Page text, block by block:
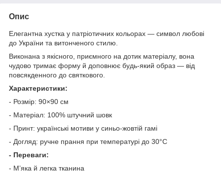
Опис
Елегантна хустка у патріотичних кольорах — символ любові
до України та витонченого стилю.
Виконана з якісного, приємного на дотик матеріалу, вона
чудово тримає форму й доповнює будь-який образ — від
повсякденного до святкового.
Характеристики:
- Розмір: 90×90 см
- Матеріал: 100% штучний шовк
- Принт: українські мотиви у синьо-жовтій гамі
- Догляд: ручне прання при температурі до 30°C
- Переваги:
- М’яка й легка тканина